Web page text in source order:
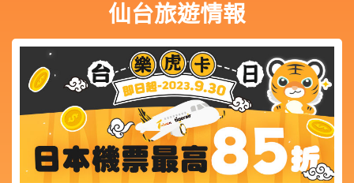
仙台旅遊情報